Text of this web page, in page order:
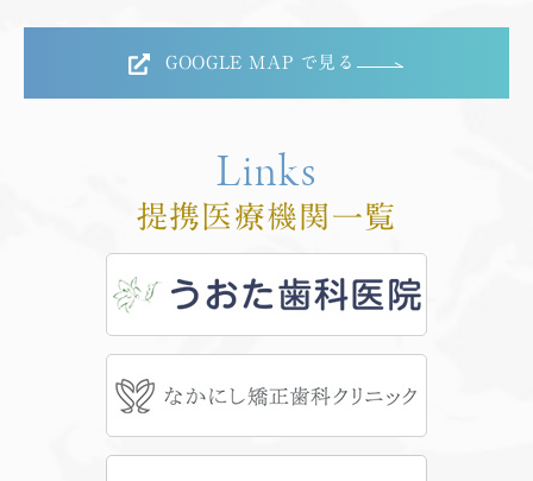
GOOGLE MAP で見る
Links
提携医療機関一覧